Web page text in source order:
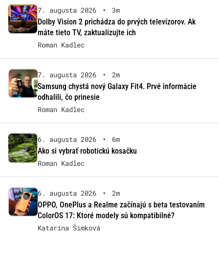
7. augusta 2026 •
3m
Dolby Vision 2 prichádza do prvých televízorov. Ak
máte tieto TV, zaktualizujte ich
Roman Kadlec
7. augusta 2026 •
2m
Samsung chystá nový Galaxy Fit4. Prvé informácie
odhalili, čo prinesie
Roman Kadlec
6. augusta 2026 •
6m
Ako si vybrať robotickú kosačku
Roman Kadlec
6. augusta 2026 •
2m
OPPO, OnePlus a Realme začínajú s beta testovaním
ColorOS 17: Ktoré modely sú kompatibilné?
Katarína Šimková